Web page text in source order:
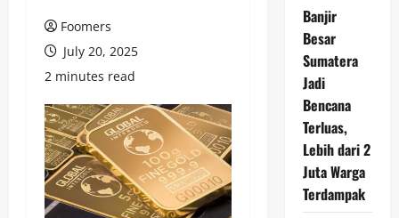
Foomers
July 20, 2025
2 minutes read
Banjir
Besar
Sumatera
Jadi
Bencana
Terluas,
Lebih dari 2
Juta Warga
Terdampak